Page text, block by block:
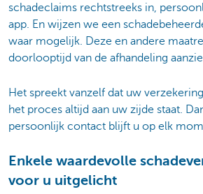
schadeclaims rechtstreeks in,
app. En wijzen we een
waar mogelijk. Deze en andere
doorlooptijd van de afhandeling
Het spreekt vanzelf dat uw
het proces altijd aan uw zijde staat.
persoonlijk contact blijft u op elk
Enkele waardevolle
voor u uitgelicht